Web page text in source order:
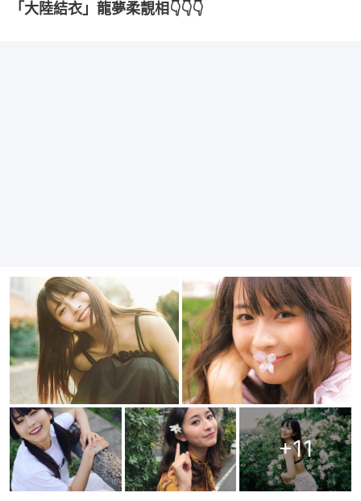
「大陸結衣」龍夢柔靚相👇👇👇
+11